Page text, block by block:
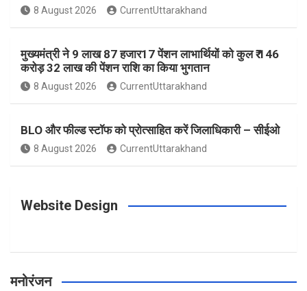
b
o
k
a
g
a
e
r
s
t
e
u
8 August 2026 CurrentUttarakhand
मुख्यमंत्री ने 9 लाख 87 हजार17 पेंशन लाभार्थियों को कुल ₹ 146
करोड़ 32 लाख की पेंशन राशि का किया भुगतान
8 August 2026 CurrentUttarakhand
BLO और फील्ड स्टॉफ को प्रोत्साहित करें जिलाधिकारी – सीईओ
8 August 2026 CurrentUttarakhand
Website Design
मनोरंजन